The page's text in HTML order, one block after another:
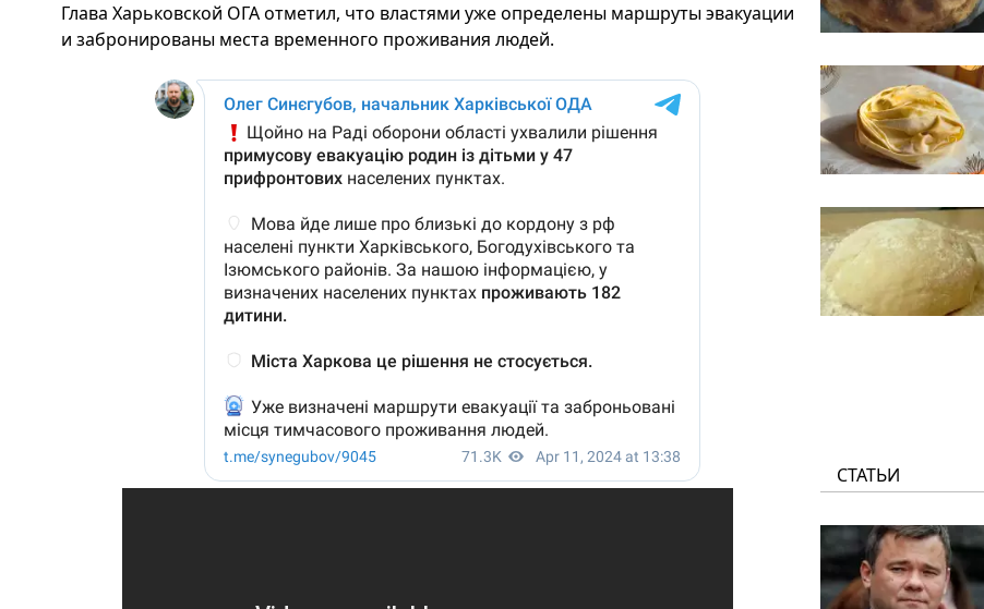
Глава Харьковской ОГА отметил, что властями уже определены маршруты эвакуации
и забронированы места временного проживания людей.
СТАТЬИ